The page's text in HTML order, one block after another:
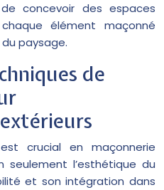
concevoir des espaces
élément maçonné
paysage.
de
crucial en maçonnerie
seulement l’esthétique du
et son intégration dans